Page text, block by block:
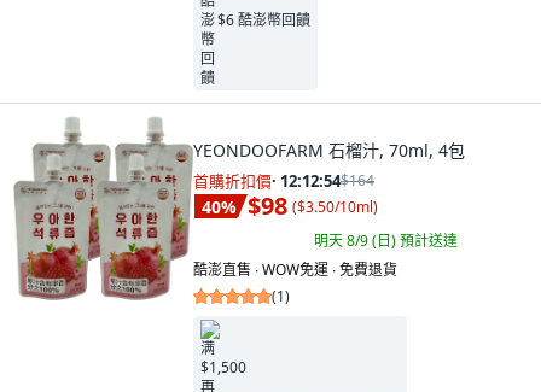
$6 酷澎幣回饋
YEONDOOFARM 石榴汁, 70ml, 4包
首購折扣價· 12:12:53$164
40% $98 ($3.50/10ml)
明天 8/9 (日)預計送達
酷澎直售 ∙ WOW免運 ∙ 免費退貨
(1)